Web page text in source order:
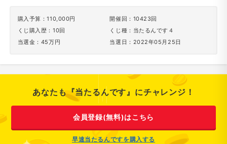
購入予算：110,000円
くじ購入歴：10回
当選金：45万円
開催回：10423回
くじ種：当たるんです４
当選日：2022年05月25日
あなたも『当たるんです』にチャレンジ！
会員登録(無料)はこちら
早速当たるんですを購入する